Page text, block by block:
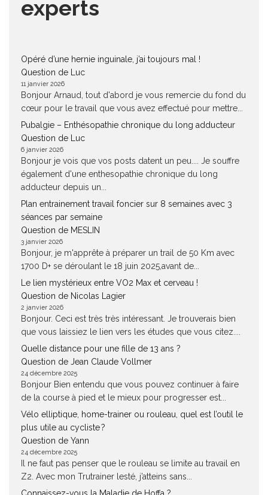
experts
Opéré d’une hernie inguinale, j’ai toujours mal !
Question de Luc
11 janvier 2026
Bonjour Arnaud, tout d'abord je vous remercie du fond du
cœur pour le travail que vous avez effectué pour mettre...
Pubalgie – Enthésopathie chronique du long adducteur
Question de Luc
6 janvier 2026
Bonjour je vois que vos posts datent un peu.... Je souffre
également d'une enthesopathie chronique du long
adducteur depuis un...
Plan entrainement travail foncier sur 8 semaines avec 3
séances par semaine
Question de MESLIN
3 janvier 2026
Bonjour, je m'apprête à préparer un trail de 50 Km avec
1700 D+ se déroulant le 18 juin 2025,avant de...
Le lien mystérieux entre VO2 Max et cerveau !
Question de Nicolas Lagier
2 janvier 2026
Bonjour. Ceci est très très intéressant. Je trouverais bien
que vous laissiez le lien vers les études que vous citez....
Quelle distance pour une fille de 13 ans ?
Question de Jean Claude Vollmer
24 décembre 2025
Bonjour Bien entendu que vous pouvez continuer à faire
de la course à pied et le mieux pour progresser est...
Vélo elliptique, home-trainer ou rouleau, quel est l’outil le
plus utile au cycliste ?
Question de Yann
24 décembre 2025
Il ne faut pas penser que le rouleau se limite au travail en
Z2. Avec mon Trutrainer lesté, j’atteins sans...